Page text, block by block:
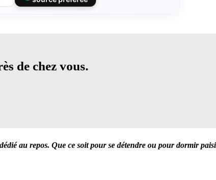
de chez vous.
au repos. Que ce soit pour se détendre ou pour dormir